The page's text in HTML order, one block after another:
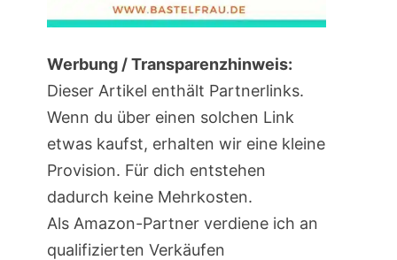
Werbung / Transparenzhinweis:
Dieser Artikel enthält Partnerlinks.
Wenn du über einen solchen Link
etwas kaufst, erhalten wir eine kleine
Provision. Für dich entstehen
dadurch keine Mehrkosten.
Als Amazon-Partner verdiene ich an
qualifizierten Verkäufen